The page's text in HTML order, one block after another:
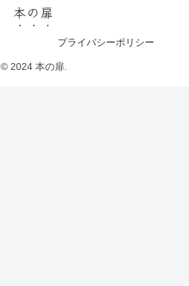
本の扉
プライバシーポリシー
© 2024 本の扉.